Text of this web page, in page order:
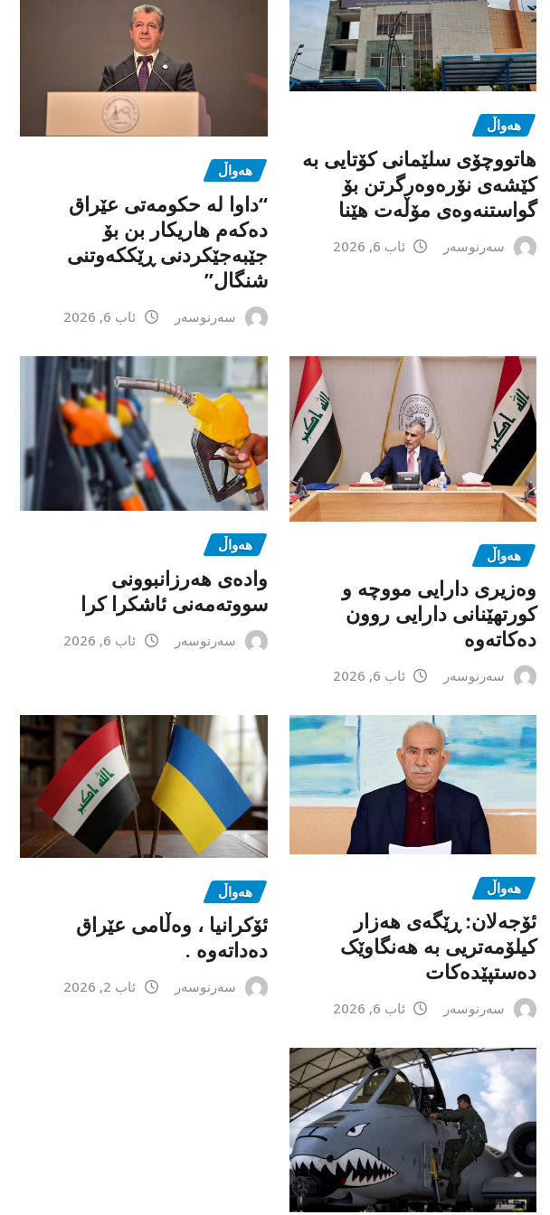
هەواڵ
هاتووچۆی سلێمانی کۆتایی بە
کێشەی نۆرەوەرگرتن بۆ
گواستنەوەی مۆڵەت هێنا
سەرنوسەر ئاب 6, 2026
هەواڵ
“داوا لە حكومەتی عێراق
دەكەم هاریكار بن بۆ
جێبەجێكردنی ڕێككەوتنی
شنگال”
سەرنوسەر ئاب 6, 2026
هەواڵ
وەزیری دارایی مووچە و
کورتهێنانی دارایی روون
دەکاتەوە
سەرنوسەر ئاب 6, 2026
هەواڵ
وادەی هەرزانبوونی
سووتەمەنی ئاشکرا کرا
سەرنوسەر ئاب 6, 2026
هەواڵ
ئۆجەلان: ڕێگەی هەزار
کیلۆمەتریی بە هەنگاوێک
دەستپێدەکات
سەرنوسەر ئاب 6, 2026
هەواڵ
ئۆکرانیا ، وەڵامی عێراق
دەداتەوە .
سەرنوسەر ئاب 2, 2026